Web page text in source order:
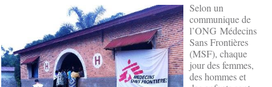
Selon un
communique de
l’ONG Médecins
Sans Frontières
(MSF), chaque
jour des femmes,
des hommes et